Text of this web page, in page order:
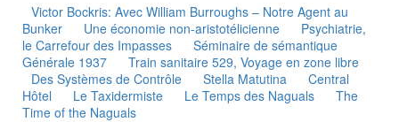
Victor Bockris: Avec William Burroughs – Notre Agent au
Bunker
Une économie non-aristotélicienne
Psychiatrie,
le Carrefour des Impasses
Séminaire de sémantique
Générale 1937
Train sanitaire 529, Voyage en zone libre
Des Systèmes de Contrôle
Stella Matutina
Central
Hôtel
Le Taxidermiste Le Temps des Naguals
The
Time of the Naguals